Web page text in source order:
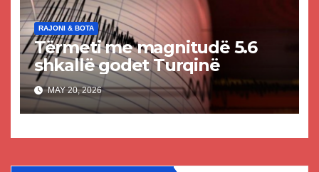
RAJONI & BOTA
Tërmeti me magnitudë 5.6
shkallë godet Turqinë
MAY 20, 2026